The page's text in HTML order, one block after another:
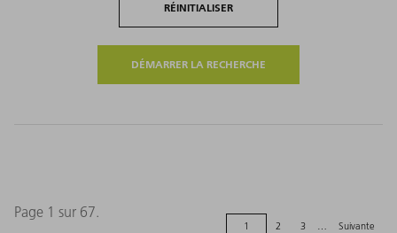
RÉINITIALISER
Page 1 sur 67.
1 2 3 … Suivante